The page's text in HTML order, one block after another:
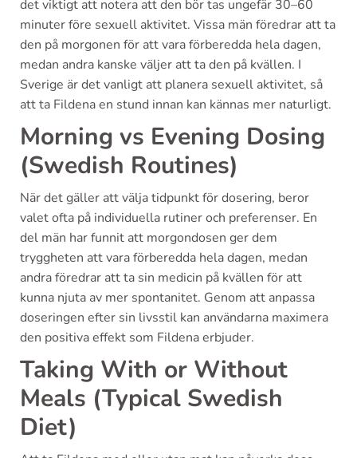
det viktigt att notera att den bör tas ungefär 30–60
minuter före sexuell aktivitet. Vissa män föredrar att ta
den på morgonen för att vara förberedda hela dagen,
medan andra kanske väljer att ta den på kvällen. I
Sverige är det vanligt att planera sexuell aktivitet, så
att ta Fildena en stund innan kan kännas mer naturligt.
Morning vs Evening Dosing
(Swedish Routines)
När det gäller att välja tidpunkt för dosering, beror
valet ofta på individuella rutiner och preferenser. En
del män har funnit att morgondosen ger dem
tryggheten att vara förberedda hela dagen, medan
andra föredrar att ta sin medicin på kvällen för att
kunna njuta av mer spontanitet. Genom att anpassa
doseringen efter sin livsstil kan användarna maximera
den positiva effekt som Fildena erbjuder.
Taking With or Without
Meals (Typical Swedish
Diet)